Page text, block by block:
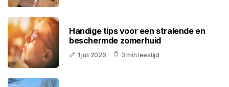
Handige tips voor een stralende en
beschermde zomerhuid
1 juli 2026 3 min leestijd